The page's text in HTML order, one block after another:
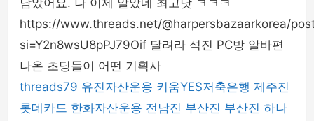
남았어요. 나 이제 알았네 최고닷 ㅋㅋㅋ
https://www.threads.net/@harpersbazaarkorea/
si=Y2n8wsU8pPJ79Oif 달려라 석진 PC방 알바편
나온 초딩들이 어떤 기획사
threads79 유진자산운용 키움YES저축은행 제주진
롯데카드 한화자산운용 전남진 부산진 부산진 하나